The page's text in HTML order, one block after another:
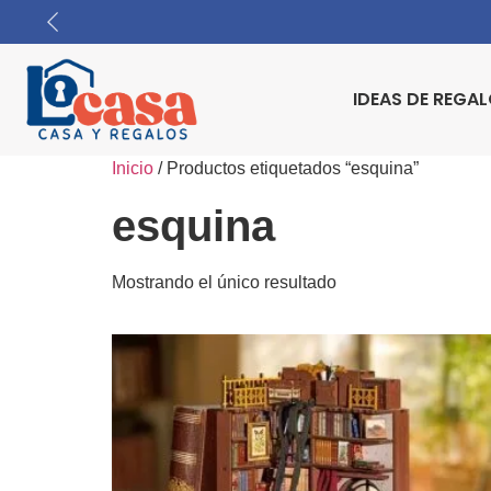
IDEAS DE
Inicio / Productos etiquetados “esquina”
esquina
Mostrando el único resultado